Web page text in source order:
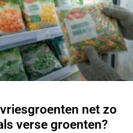
net zo
verse groenten?